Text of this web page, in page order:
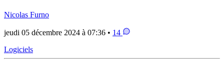
Nicolas Furno
jeudi 05 décembre 2024 à 07:36 • 14
Logiciels